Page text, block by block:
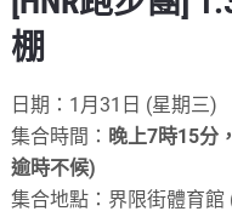
棚
日期：1月31日 (星期三)
集合時間： 晚上7時15分
逾時不候)
集合地點：界限街體育